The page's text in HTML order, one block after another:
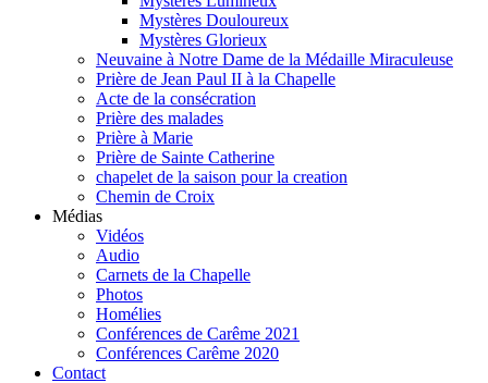
Mystères Douloureux
Mystères Glorieux
Neuvaine à Notre Dame de la Médaille Miraculeuse
Prière de Jean Paul II à la Chapelle
Acte de la consécration
Prière des malades
Prière à Marie
Prière de Sainte Catherine
chapelet de la saison pour la creation
Chemin de Croix
Médias
Vidéos
Audio
Carnets de la Chapelle
Photos
Homélies
Conférences de Carême 2021
Conférences Carême 2020
Contact